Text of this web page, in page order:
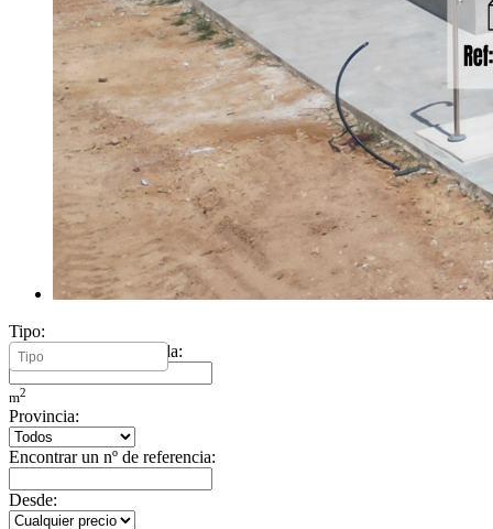
Tipo:
Mínimo metros vivienda:
m2
Provincia:
Encontrar un nº de referencia:
Desde: